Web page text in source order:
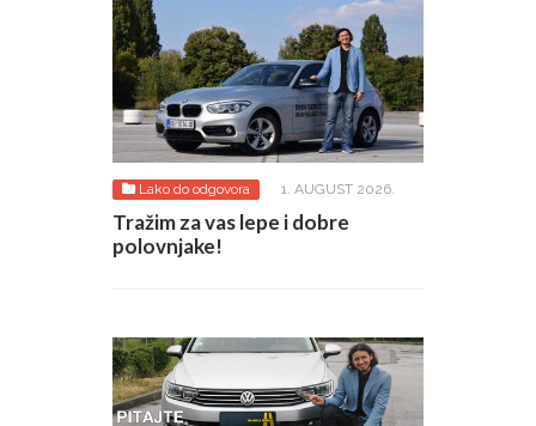
Lako do odgovora 1. AUGUST 2026.
Tražim za vas lepe i dobre
polovnjake!